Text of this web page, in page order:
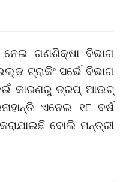
ଗଣଶିକ୍ଷା ବିଭାଗ
ଟ୍ରାକିଂ ସର୍ଭେ ବିଭାଗ
କାରଣରୁ ଡ୍ରପ୍ ଆଉଟ୍
ଏନେଇ ୧୮ ବର୍ଷ
ବୋଲି ମନ୍ତ୍ରୀ